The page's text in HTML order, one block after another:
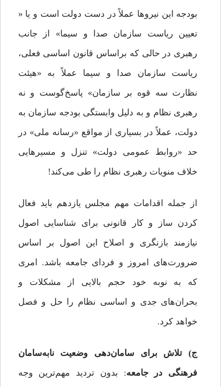
بودجه‌ این نیروها عملاً در دست دولت است و یا «
تعیین ریاست سازمان صدا و سیما» از جانب
رهبری در حالی که براساس قانون اساسی فعلی،
ریاست سازمان صدا و سیما عملاً به «هیئت
نظارت سه قوه بر سازمان» پاسخ‌گوست و نه
رهبری نظام و به دلیل وابستگی بودجه سازمان به
دولت، عملاً در بسیاری از مواقع «رسانه‌ ملی» در
حد «روابط عمومی دولت» تنزل و مسیرهایی
خلاف منویات رهبری نظام را طی می‌کند!
از جمله اقدامات مهم مجلس یازدهم باید فعال
کردن ساز و کار قانونی برای شناسایی اصول
نیازمند بازنگری و اصلاح این اصول بر اساس
ضرورت‌های امروز و فردای جامعه باشد. امری
که به نوبه‌ خود حجم بالایی از مشکلات و
بحران‌های جدی و اساسی نظام را حل و فصل
خواهد کرد.
ج) تلاش برای سامان‌دهی وضعیت نابه‌سامان
فرهنگی در جامعه: بدون تردید مهم‌ترین وجه